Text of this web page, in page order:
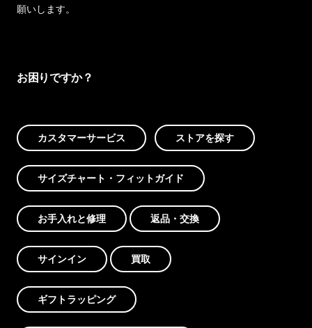
願いします。
お困りですか？
カスタマーサービス ストアを探す
サイズチャート・フィットガイド
お手入れと修理 返品・交換
サインイン 買取
ギフトラッピング